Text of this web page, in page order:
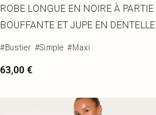
ROBE LONGUE EN NOIRE À PARTIE
BOUFFANTE ET JUPE EN DENTELLE
#Bustier #Simple #Maxi
63,00 €